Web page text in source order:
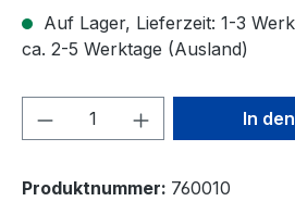
Auf Lager, Lieferzeit: 1-3
ca. 2-5 Werktage (Ausland)
Produkt Anzahl: Gib
In
Produktnummer: 760010